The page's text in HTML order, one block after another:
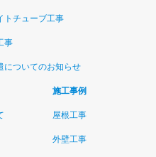
トチューブ工事
事
についてのお知らせ
施工事例
屋根工事
外壁工事